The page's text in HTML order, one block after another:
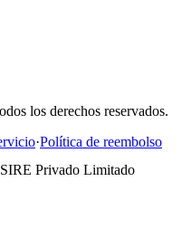
los derechos reservados.
·Política de reembolso
Privado Limitado